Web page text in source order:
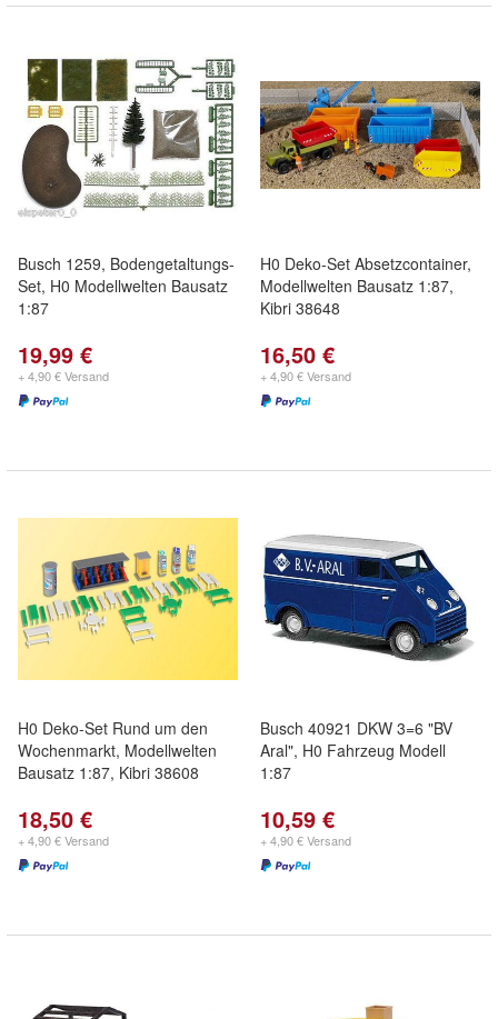
Busch 1259, Bodengetaltungs-
Set, H0 Modellwelten Bausatz
1:87
19,99 €
+ 4,90 € Versand
H0 Deko-Set Absetzcontainer,
Modellwelten Bausatz 1:87,
Kibri 38648
16,50 €
+ 4,90 € Versand
H0 Deko-Set Rund um den
Wochenmarkt, Modellwelten
Bausatz 1:87, Kibri 38608
18,50 €
+ 4,90 € Versand
Busch 40921 DKW 3=6 "BV
Aral", H0 Fahrzeug Modell
1:87
10,59 €
+ 4,90 € Versand